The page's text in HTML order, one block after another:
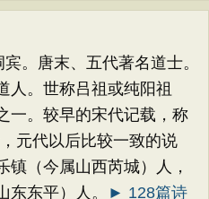
。唐末、五代著名道士。
人。世称吕祖或纯阳祖
一。较早的宋代记载，称
元代以后比较一致的说
镇（今属山西芮城）人，
东平）人。
► 128篇诗